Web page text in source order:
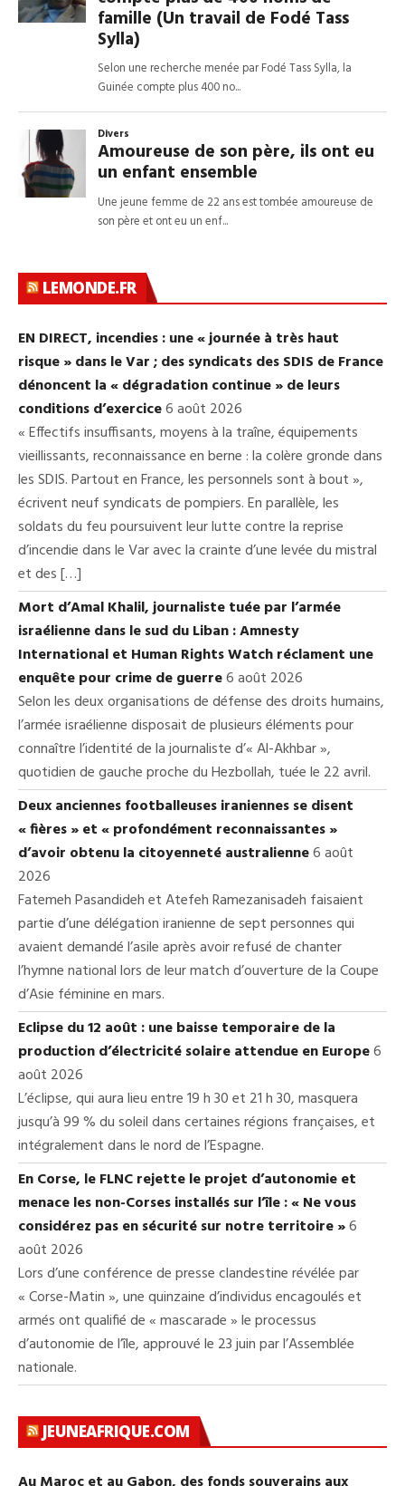
LEMONDE.FR
EN DIRECT, incendies : une « journée à très haut
risque » dans le Var ; des syndicats des SDIS de France
dénoncent la « dégradation continue » de leurs
conditions d’exercice6 août 2026
« Effectifs insuffisants, moyens à la traîne, équipements
vieillissants, reconnaissance en berne : la colère gronde dans
les SDIS. Partout en France, les personnels sont à bout »,
écrivent neuf syndicats de pompiers. En parallèle, les
soldats du feu poursuivent leur lutte contre la reprise
d’incendie dans le Var avec la crainte d’une levée du mistral
et des […]
Mort d’Amal Khalil, journaliste tuée par l’armée
israélienne dans le sud du Liban : Amnesty
International et Human Rights Watch réclament une
enquête pour crime de guerre6 août 2026
Selon les deux organisations de défense des droits humains,
l’armée israélienne disposait de plusieurs éléments pour
connaître l’identité de la journaliste d’« Al-Akhbar »,
quotidien de gauche proche du Hezbollah, tuée le 22 avril.
Deux anciennes footballeuses iraniennes se disent
« fières » et « profondément reconnaissantes »
d’avoir obtenu la citoyenneté australienne6 août
2026
Fatemeh Pasandideh et Atefeh Ramezanisadeh faisaient
partie d’une délégation iranienne de sept personnes qui
avaient demandé l’asile après avoir refusé de chanter
l’hymne national lors de leur match d’ouverture de la Coupe
d’Asie féminine en mars.
Eclipse du 12 août : une baisse temporaire de la
production d’électricité solaire attendue en Europe6
août 2026
L’éclipse, qui aura lieu entre 19 h 30 et 21 h 30, masquera
jusqu’à 99 % du soleil dans certaines régions françaises, et
intégralement dans le nord de l’Espagne.
En Corse, le FLNC rejette le projet d’autonomie et
menace les non-Corses installés sur l’île : « Ne vous
considérez pas en sécurité sur notre territoire »6
août 2026
Lors d’une conférence de presse clandestine révélée par
« Corse-Matin », une quinzaine d’individus encagoulés et
armés ont qualifié de « mascarade » le processus
d’autonomie de l’île, approuvé le 23 juin par l’Assemblée
nationale.
JEUNEAFRIQUE.COM